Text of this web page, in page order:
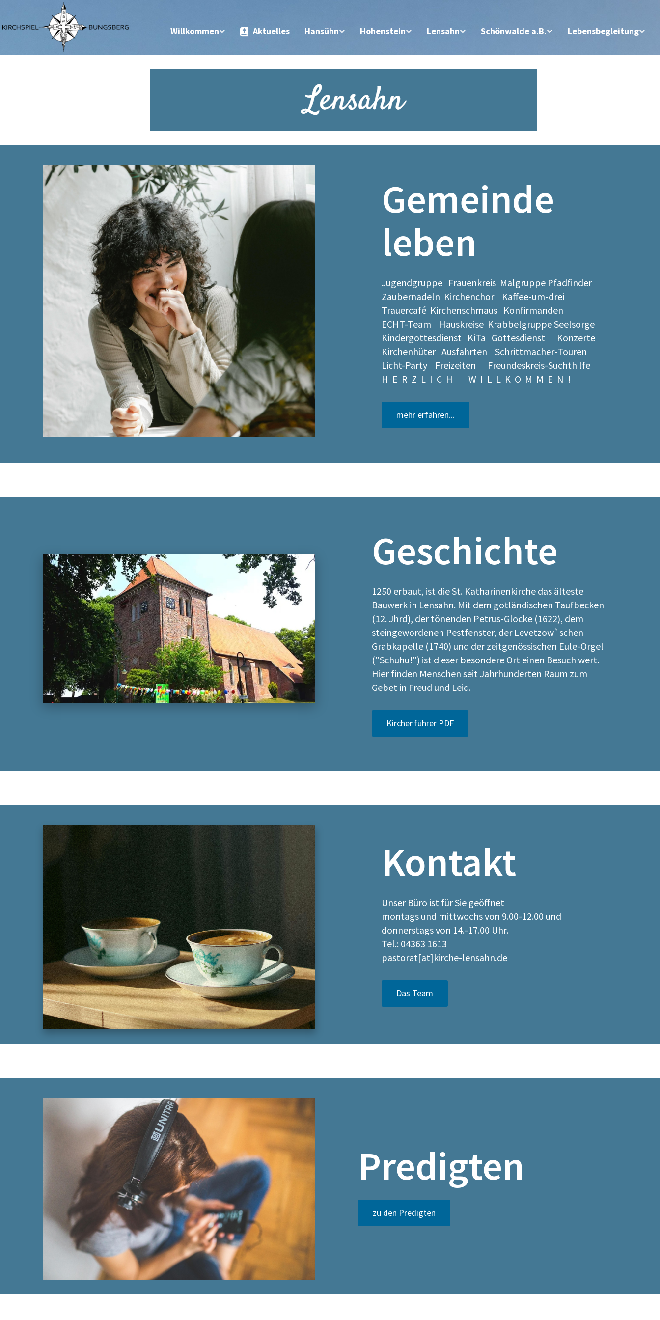
Willkommen Aktuelles Hansühn Hohenstein Lensahn Schönwalde a.B. Lebensbegleitung
Gemeinde
leben
Jugendgruppe Frauenkreis Malgruppe Pfadfinder
Zaubernadeln Kirchenchor Kaffee-um-drei
Trauercafé Kirchenschmaus Konfirmanden
ECHT-Team Hauskreise KrabbelgruppeSeelsorge
Kindergottesdienst KiTa Gottesdienst Konzerte
Kirchenhüter Ausfahrten Schrittmacher-Touren
Licht-Party Freizeiten Freundeskreis-Suchthilfe
H E R Z L I C H W I L L K O M M E N !
mehr erfahren...
Geschichte
1250 erbaut, ist die St. Katharinenkirche das älteste
Bauwerk in Lensahn. Mit dem gotländischen Taufbecken
(12. Jhrd), der tönenden Petrus-Glocke (1622), dem
steingewordenen Pestfenster, der Levetzow`schen
Grabkapelle (1740) und der zeitgenössischen Eule-Orgel
("Schuhu!") ist dieser besondere Ort einen Besuch wert.
Hier finden Menschen seit Jahrhunderten Raum zum
Gebet in Freud und Leid.
Kirchenführer PDF
Kontakt
Unser Büro ist für Sie geöffnet
montags und mittwochs von 9.00-12.00 und
donnerstags von 14.-17.00 Uhr.
Tel.: 04363 1613
pastorat[at]kirche-lensahn.de
Das Team
Predigten
zu den Predigten